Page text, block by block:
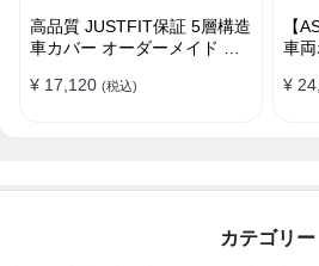
高品質 JUSTFIT保証 5層構造
車カバー オーダーメイド 台
保護
¥ 17,120 (税込)
【
車両
止
¥
カテゴリー